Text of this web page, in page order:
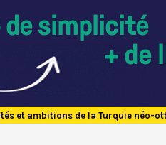
et ambitions de la Turquie néo-